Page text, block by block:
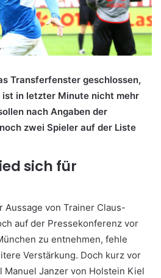
Transferfenster geschlossen,
ist in letzter Minute nicht mehr
nach Angaben der
noch zwei Spieler auf der Liste
sich für
Aussage von Trainer Claus-
auf der Pressekonferenz vor
zu entnehmen, fehle
Verstärkung. Doch kurz vor
Manuel Janzer von Holstein Kiel